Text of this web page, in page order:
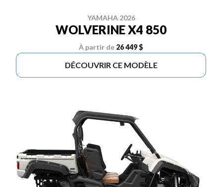
YAMAHA 2026
WOLVERINE X4 850
À partir de 26 449 $
DÉCOUVRIR CE MODÈLE